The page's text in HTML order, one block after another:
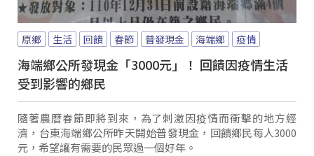
原鄉 生活 回饋 春節 普發現金 海端鄉 疫情
海端鄉公所發現金「3000元」！ 回饋因疫情生活
受到影響的鄉民
隨著農曆春節即將到來，為了刺激因疫情而衝擊的地方經
濟，台東海端鄉公所昨天開始普發現金，回饋鄉民每人3000
元，希望讓有需要的民眾過一個好年。